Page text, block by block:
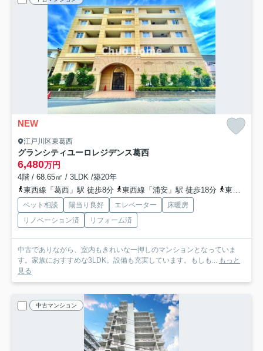
NEW
江戸川区東葛西
グランシティユーロレジデンス葛西
6,480万円
4階 / 68.65㎡ / 3LDK /築20年
東西線「葛西」駅 徒歩8分
東西線「浦安」駅 徒歩18分 東西線「西葛西」駅 徒歩29分
ペット相談 陽当り良好 エレベーター
床暖房
リノベーション済
リフォーム済
中古でありながら、室内もきれいな一押しのマンションとなっていま
す。家族におすすめな3LDK。設備も充実しています。もしも...
もっと
見る
中古マンション